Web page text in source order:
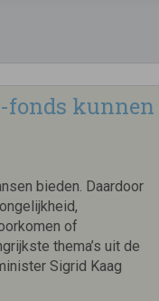
fonds kunnen
bieden. Daardoor
of
thema’s uit de
Sigrid Kaag